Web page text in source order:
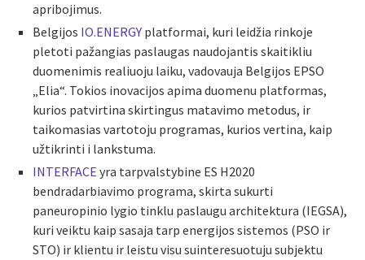
apribojimus.
Belgijos IO.ENERGY platformai, kuri leidžia rinkoje
pletoti pažangias paslaugas naudojantis skaitikliu
duomenimis realiuoju laiku, vadovauja Belgijos EPSO
„Elia“. Tokios inovacijos apima duomenu platformas,
kurios patvirtina skirtingus matavimo metodus, ir
taikomasias vartotoju programas, kurios vertina, kaip
užtikrinti i lankstuma.
INTERFACE yra tarpvalstybine ES H2020
bendradarbiavimo programa, skirta sukurti
paneuropinio lygio tinklu paslaugu architektura (IEGSA),
kuri veiktu kaip sasaja tarp energijos sistemos (PSO ir
STO) ir klientu ir leistu visu suinteresuotuju subjektu